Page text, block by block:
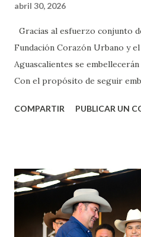
abril 30, 2026
Gracias al esfuerzo conjunto
Fundación Corazón Urbano y
Aguascalientes se
Con el propósito de seguir
municipal, Leo Montañez dio
Corazón Urbano y el Municipio
informó que en este programa
metros cuadrados de pintura,
Nieto, entre Jesús F. Elizondo
COMPARTIR PUBLICAR UN